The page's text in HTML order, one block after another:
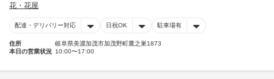
花・花屋
配達・デリバリー対応 日祝OK 駐車場有
住所
岐阜県美濃加茂市加茂野町鷹之巣1873
本日の営業状況 10:00〜17:00